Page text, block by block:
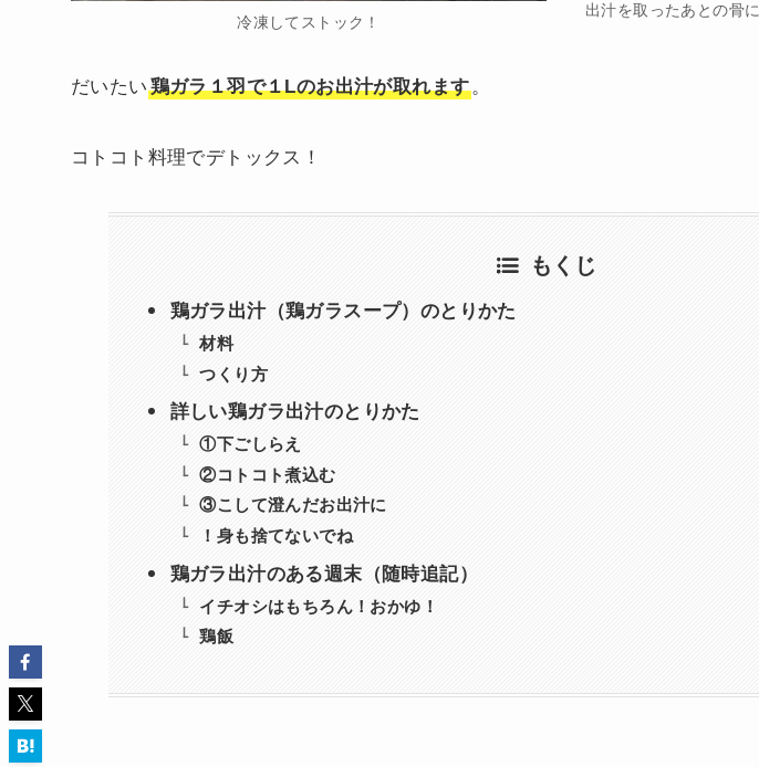
冷凍してストック！
出汁を取ったあとの骨
だいたい鶏ガラ１羽で１Lのお出汁が取れます。
コトコト料理でデトックス！
もくじ
鶏ガラ出汁（鶏ガラスープ）のとりかた
材料
つくり方
詳しい鶏ガラ出汁のとりかた
①下ごしらえ
②コトコト煮込む
③こして澄んだお出汁に
！身も捨てないでね
鶏ガラ出汁のある週末（随時追記）
イチオシはもちろん！おかゆ！
鶏飯